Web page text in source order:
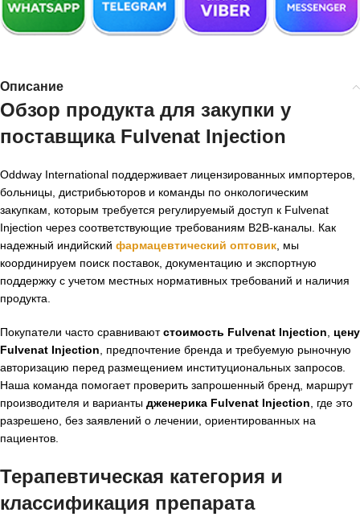
Описание
Обзор продукта для закупки у
поставщика Fulvenat Injection
Oddway International поддерживает лицензированных импортеров,
больницы, дистрибьюторов и команды по онкологическим
закупкам, которым требуется регулируемый доступ к Fulvenat
Injection через соответствующие требованиям B2B-каналы. Как
надежный индийский фармацевтический оптовик , мы
координируем поиск поставок, документацию и экспортную
поддержку с учетом местных нормативных требований и наличия
продукта.
Покупатели часто сравниваютстоимость Fulvenat Injection
цену
Fulvenat Injection , предпочтение бренда и требуемую рыночную
авторизацию перед размещением институциональных запросов.
Наша команда помогает проверить запрошенный бренд, маршрут
производителя и варианты дженерика Fulvenat Injection , где это
разрешено, без заявлений о лечении, ориентированных на
пациентов.
Терапевтическая категория и
классификация препарата